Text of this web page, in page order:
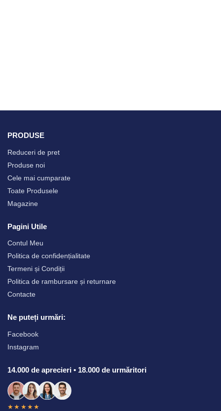
PRODUSE
Reduceri de pret
Produse noi
Cele mai cumparate
Toate Produsele
Magazine
Pagini Utile
Contul Meu
Politica de confidențialitate
Termeni și Condiții
Politica de rambursare și returnare
Contacte
Ne puteți urmări:
Facebook
Instagram
14.000 de aprecieri • 18.000 de urmăritori
★★★★★